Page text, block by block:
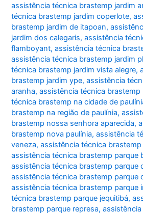
assistência técnica brastemp jardim
técnica brastemp jardim coperlote,
brastemp jardim de itapoan,
jardim dos calegaris,assistência
flamboyant,assistência técnica
assistência técnica brastemp jardim
técnica brastemp jardim vista alegre,
brastemp jardim ype,assistência
aranha,assistência técnica brastemp
técnica brastemp na cidade de
brastemp na região de paulínia,
brastemp nossa senhora aparecida,
brastemp nova paulínia,assistência
veneza,assistência técnica
assistência técnica brastemp parque
assistência técnica brastemp parque
assistência técnica brastemp parque
assistência técnica brastemp parque
técnica brastemp parque jequitibá,
brastemp parque represa,